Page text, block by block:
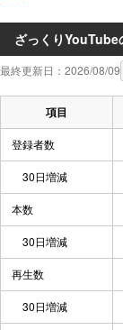
ざっくりYouTube
最終更新日：2026/08/09
項目
登録者数
30日増減
本数
30日増減
再生数
30日増減